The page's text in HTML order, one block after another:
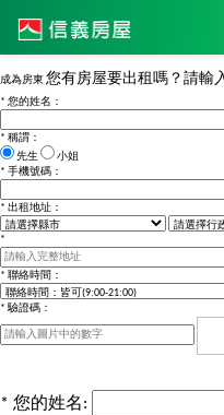
成為房東您有房屋要出租嗎？請輸
* 您的姓名：
* 稱謂：
先生
小姐
* 手機號碼：
* 出租地址：
*
* 聯絡時間：
* 驗證碼：
* 您的姓名: